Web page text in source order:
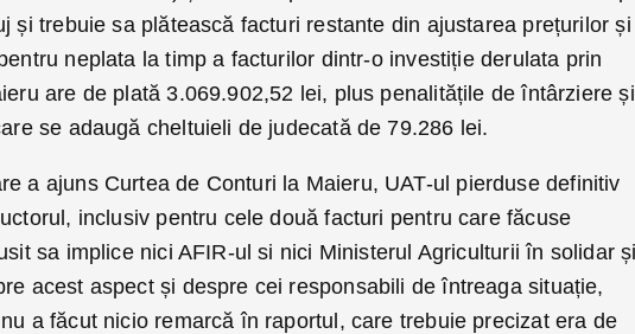
și trebuie sa plătească facturi restante din ajustarea prețurilor și
neplata la timp a facturilor dintr-o investiție derulata prin
are de plată 3.069.902,52 lei, plus penalitățile de întârziere și
se adaugă cheltuieli de judecată de 79.286 lei.
a ajuns Curtea de Conturi la Maieru, UAT-ul pierduse definitiv
inclusiv pentru cele două facturi pentru care făcuse
sa implice nici AFIR-ul si nici Ministerul Agriculturii în solidar
acest aspect și despre cei responsabili de întreaga situație,
a făcut nicio remarcă în raportul, care trebuie precizat era de